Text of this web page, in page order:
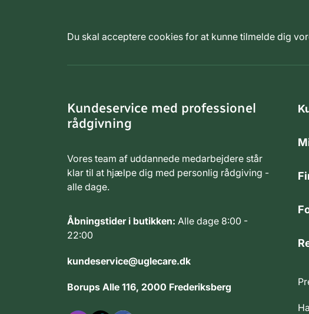
Du skal acceptere cookies for at kunne tilmelde dig
Kundeservice med professionel
rådgivning
Vores team af uddannede medarbejdere står
klar til at hjælpe dig med personlig rådgiving -
alle dage.
Åbningstider i butikken: Alle dage 8:00 -
22:00
kundeservice@uglecare.dk
Borups Alle 116, 2000 Frederiksberg